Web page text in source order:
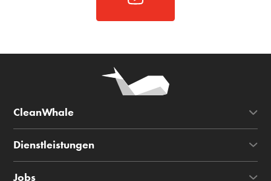
CleanWhale
Dienstleistungen
Jobs